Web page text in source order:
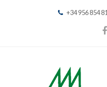
+34 956 854